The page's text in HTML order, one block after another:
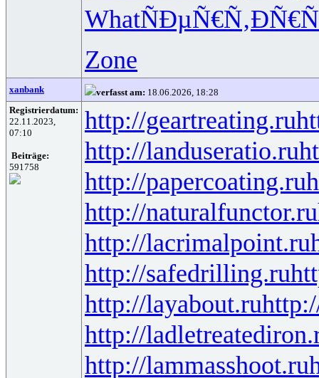
WhatÑÐµÑ€Ñ‚
Zone
xanbank verfasst am: 18.06.2026, 18:28
Registrierdatum:
22.11.2023,
07:10
Beiträge:
591758
http://geartreating.ru
http://landuseratio.ru
http://papercoating.ru
http://naturalfunctor.ru
http://lacrimalpoint.ru
http://safedrilling.ru
http://layabout.ru
http://
http://lammasshoot.ru